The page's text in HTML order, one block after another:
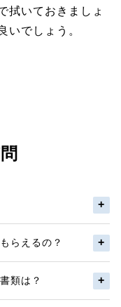
拭いておきましょ
いでしょう。
らえるの？
類は？